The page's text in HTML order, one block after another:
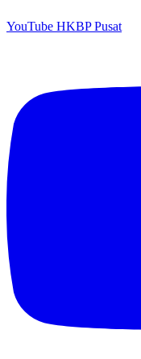
YouTube HKBP Pusat